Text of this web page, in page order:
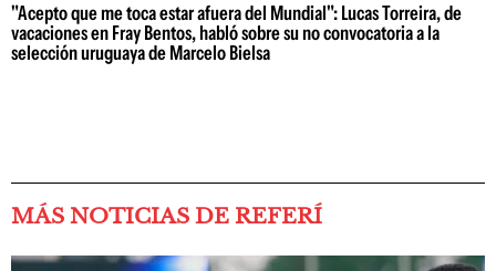
"Acepto que me toca estar afuera del Mundial": Lucas Torreira, de
vacaciones en Fray Bentos, habló sobre su no convocatoria a la
selección uruguaya de Marcelo Bielsa
MÁS NOTICIAS DE REFERÍ